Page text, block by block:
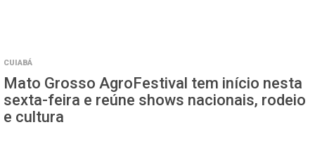
CUIABÁ
Mato Grosso AgroFestival tem início nesta
sexta-feira e reúne shows nacionais, rodeio
e cultura